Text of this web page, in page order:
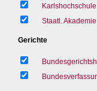
Staatl.
Gerichte